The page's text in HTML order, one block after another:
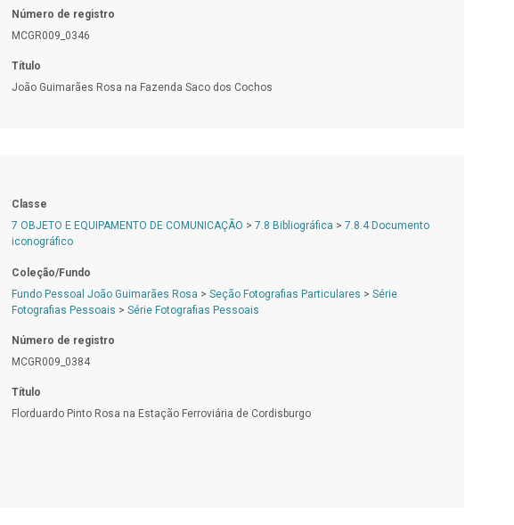
Número de registro
MCGR009_0346
Título
João Guimarães Rosa na Fazenda Saco dos Cochos
Classe
7 OBJETO E EQUIPAMENTO DE COMUNICAÇÃO > 7.8 Bibliográfica > 7.8.4 Documento
iconográfico
Coleção/Fundo
Fundo Pessoal João Guimarães Rosa > Seção Fotografias Particulares > Série
Fotografias Pessoais > Série Fotografias Pessoais
Número de registro
MCGR009_0384
Título
Florduardo Pinto Rosa na Estação Ferroviária de Cordisburgo